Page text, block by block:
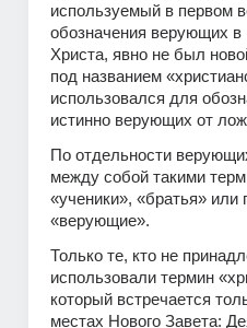
используемый в первом
обозначения верующих в
Христа, явно не был
под названием
использовался для
истинно верующих от
По отдельности
между собой такими
«ученики», «братья» или
«верующие».
Только те, кто не
использовали термин
который встречается
местах Нового Завета: